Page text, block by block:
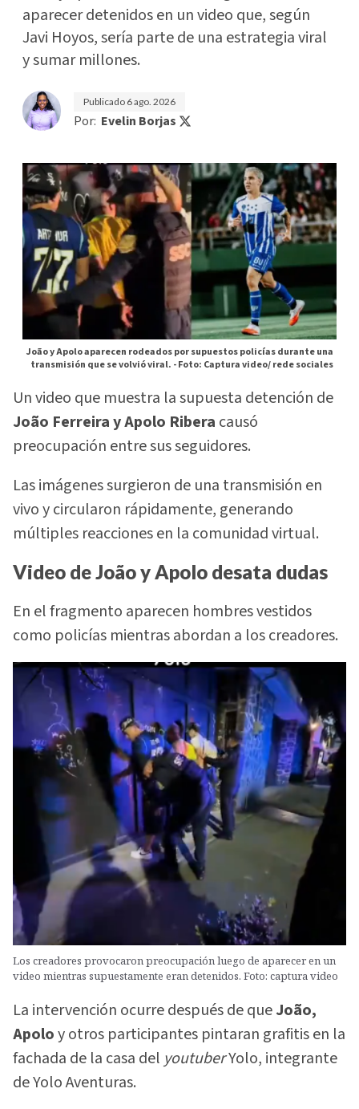
aparecer detenidos en un video que, según
Javi Hoyos, sería parte de una estrategia viral
y sumar millones.
Publicado 6 ago. 2026
Por: Evelin Borjas
João y Apolo aparecen rodeados por supuestos policías durante una
transmisión que se volvió viral. -Foto: Captura video/ rede sociales
Un video que muestra la supuesta detención de
João Ferreira y Apolo Ribera causó
preocupación entre sus seguidores.
Las imágenes surgieron de una transmisión en
vivo y circularon rápidamente, generando
múltiples reacciones en la comunidad virtual.
Video de João y Apolo desata dudas
En el fragmento aparecen hombres vestidos
como policías mientras abordan a los creadores.
Los creadores provocaron preocupación luego de aparecer en un
video mientras supuestamente eran detenidos. Foto: captura video
La intervención ocurre después de queJoão,
Apoloy otros participantes pintaran grafitis en la
fachada de la casa del youtuberYolo, integrante
de Yolo Aventuras.